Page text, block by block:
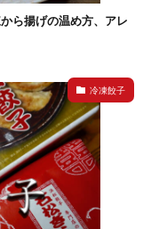
ら揚げの温め方、アレ
冷凍餃子